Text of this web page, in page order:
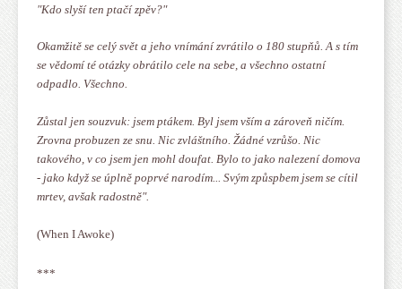
"Kdo slyší ten ptačí zpěv?"
Okamžitě se celý svět a jeho vnímání zvrátilo o 180 stupňů. A s tím
se vědomí té otázky obrátilo cele na sebe, a všechno ostatní
odpadlo. Všechno.
Zůstal jen souzvuk: jsem ptákem. Byl jsem vším a zároveň ničím.
Zrovna probuzen ze snu. Nic zvláštního. Žádné vzrůšo. Nic
takového, v co jsem jen mohl doufat. Bylo to jako nalezení domova
- jako když se úplně poprvé narodím... Svým způspbem jsem se cítil
mrtev, avšak radostně".
(When I Awoke)
***